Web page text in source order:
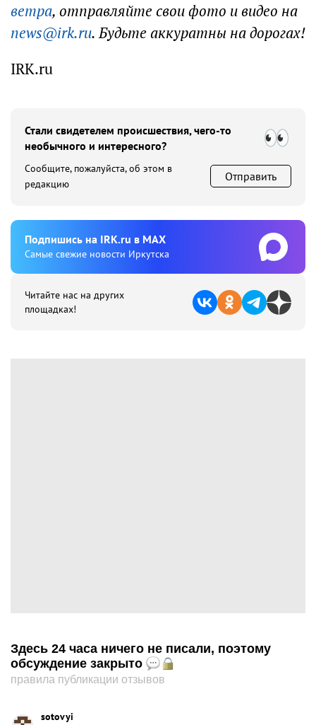
ветра, отправляйте свои фото и видео на
news@irk.ru. Будьте аккуратны на дорогах!
IRK.ru
Стали свидетелем происшествия, чего-то
необычного и интересного?
Сообщите, пожалуйста, об этом в
редакцию
Отправить
Подпишиcь на IRK.ru в MAX
Cамые свежие новости Иркутска
Читайте нас на других
площадках!
Здесь 24 часа ничего не писали, поэтому
обсуждение закрыто
правила публикации отзывов
sotovyi